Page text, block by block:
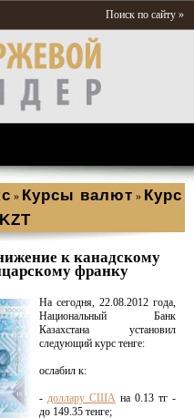
Поиск по сайту »
» Курсы валют » Курс
к канадскому
франку
На сегодня, 22.08.2012 года,
Национальный Банк
Казахстана установил
следующий курс тенге:
ослабил к:
- доллару США на 0.13 тг -
до 149.35 тенге;